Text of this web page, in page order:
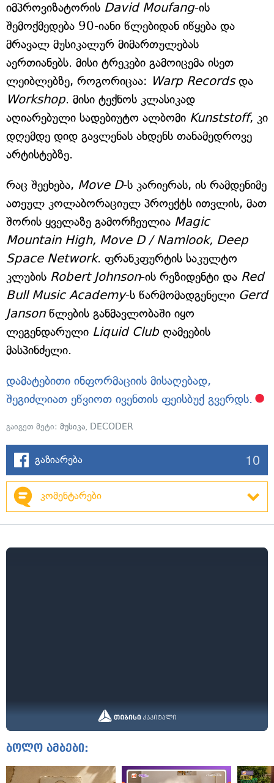
იმპროვიზატორის David Moufang-ის
შემოქმედება 90-იანი წლებიდან იწყება და
მრავალ მუსიკალურ მიმართულებას
აერთიანებს. მისი ტრეკები გამოიცემა ისეთ
ლეიბლებზე, როგორიცაა: Warp Recordsდა
Workshop. მისი ტექნოს კლასიკად
აღიარებული სადებიუტო ალბომი Kunststoff, კი
დღემდე დიდ გავლენას ახდენს თანამედროვე
არტისტებზე.
რაც შეეხება, Move D-ს კარიერას, ის რამდენიმე
ათეულ კოლაბორაციულ პროექტს ითვლის, მათ
შორის ყველაზე გამორჩეულია Magic
Mountain High, Move D / Namlook, Deep
Space Network. ფრანკფურტის საკულტო
კლუბის Robert Johnson-ის რეზიდენტი და Red
Bull Music Academy-ს წარმომადგენელი Gerd
Jansonწლების განმავლობაში იყო
ლეგენდარული Liquid Club ღამეების
მასპინძელი.
დამატებითი ინფორმაციის მისაღებად,
შეგიძლიათ ეწვიოთ ივენთის ფეისბუქ გვერდს.
გაიგეთ მეტი: მუსიკა, DECODER
გაზიარება 10
კომენტარები
ბოლო ამბები: